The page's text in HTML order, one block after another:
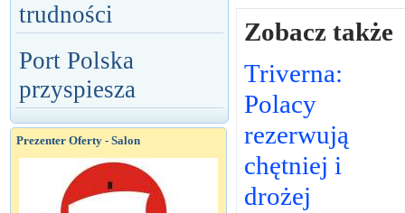
trudności
Port Polska
przyspiesza
Prezenter Oferty - Salon
Zobacz także
Triverna:
Polacy
rezerwują
chętniej i
drożej